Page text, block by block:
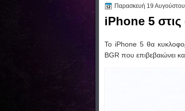
Παρασκευή 19
iPhone 5
Το iPhone 5 θα
BGR που επιβεβαιώνει